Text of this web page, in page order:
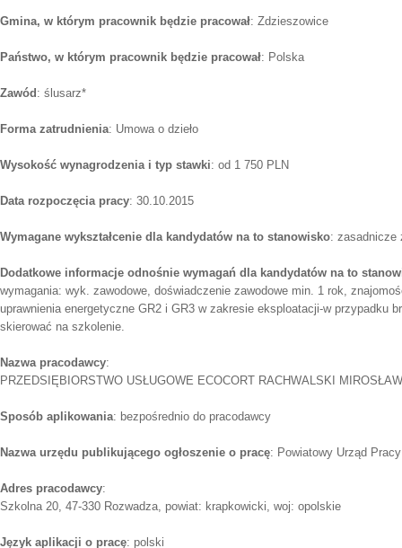
Gmina, w którym pracownik będzie pracował: Zdzieszowice
Państwo, w którym pracownik będzie pracował: Polska
Zawód : ślusarz*
Forma zatrudnienia: Umowa o dzieło
Wysokość wynagrodzenia i typ stawki: od 1 750 PLN
Data rozpoczęcia pracy: 30.10.2015
Wymagane wykształcenie dla kandydatów na to stanowisko: zasadnicze
Dodatkowe informacje odnośnie wymagań dla kandydatów na to
wymagania: wyk. zawodowe, doświadczenie zawodowe min. 1 rok,
uprawnienia energetyczne GR2 i GR3 w zakresie eksploatacji-w przypadku
skierować na szkolenie.
Nazwa pracodawcy:
PRZEDSIĘBIORSTWO USŁUGOWE ECOCORT RACHWALSKI MIROSŁAW
Sposób aplikowania: bezpośrednio do pracodawcy
Nazwa urzędu publikującego ogłoszenie o pracę: Powiatowy Urząd
Adres pracodawcy:
Szkolna 20, 47-330 Rozwadza, powiat: krapkowicki, woj: opolskie
Język aplikacji o pracę: polski